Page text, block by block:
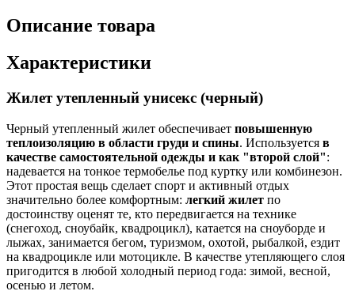
Описание товара
Характеристики
Жилет утепленный унисекс (черный)
Черный утепленный жилет обеспечивает повышенную
теплоизоляцию в области груди и спины. Используется в
качестве самостоятельной одежды и как "второй слой":
надевается на тонкое термобелье под куртку или комбинезон.
Этот простая вещь сделает спорт и активный отдых
значительно более комфортным: легкий жилет по
достоинству оценят те, кто передвигается на технике
(снегоход, сноубайк, квадроцикл), катается на сноуборде и
лыжах, занимается бегом, туризмом, охотой, рыбалкой, ездит
на квадроцикле или мотоцикле. В качестве утепляющего слоя
пригодится в любой холодный период года: зимой, весной,
осенью и летом.